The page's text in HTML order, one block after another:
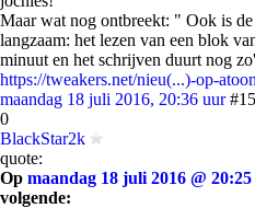
Maar wat nog ontbreekt: " Ook is
langzaam: het lezen van een blok
minuut en het schrijven duurt nog
https://tweakers.net/nieu(...)-op-
maandag 18 juli 2016, 20:36 uur #15
0
BlackStar2k
quote:
Op maandag 18 juli 2016 @ 20:25
volgende: